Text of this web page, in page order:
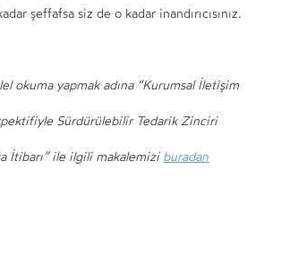
şeffafsa siz de o kadar inandırıcısınız.
okuma yapmak adına “Kurumsal İletişim
Sürdürülebilir Tedarik Zinciri
İtibarı” ile ilgili makalemizi buradan